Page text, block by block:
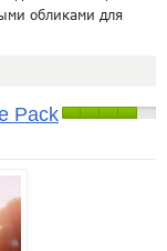
обликами для
Pack